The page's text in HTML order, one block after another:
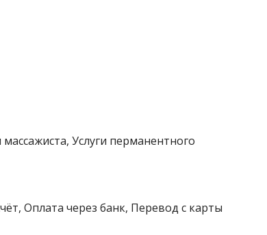
Услуги перманентного
Оплата через банк, Перевод с карты